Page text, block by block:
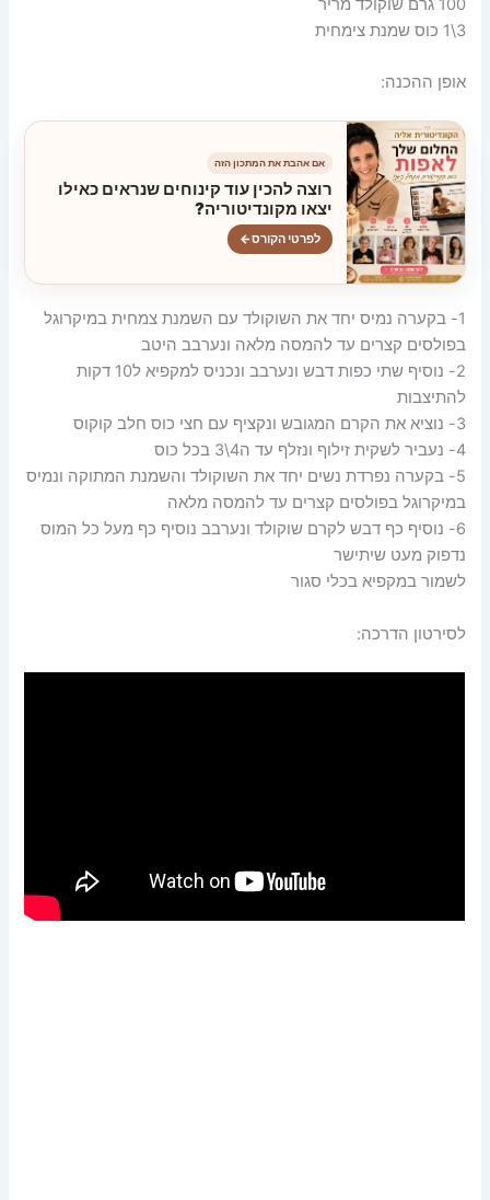
100 גרם שוקולד מריר
3\1 כוס שמנת צימחית
אופן ההכנה:
אם אהבת את המתכון הזה
רוצה להכין עוד קינוחים שנראים כאילו
יצאו מקונדיטוריה?
לפרטי הקורס←
1- בקערה נמיס יחד את השוקולד עם השמנת צמחית במיקרוגל
בפולסים קצרים עד להמסה מלאה ונערבב היטב
2- נוסיף שתי כפות דבש ונערבב ונכניס למקפיא ל10 דקות
להתיצבות
3- נוציא את הקרם המגובש ונקציף עם חצי כוס חלב קוקוס
4- נעביר לשקית זילוף ונזלף עד ה4\3 בכל כוס
5- בקערה נפרדת נשים יחד את השוקולד והשמנת המתוקה ונמיס
במיקרוגל בפולסים קצרים עד להמסה מלאה
6- נוסיף כף דבש לקרם שוקולד ונערבב נוסיף כף מעל כל המוס
נדפוק מעט שיתישר
לשמור במקפיא בכלי סגור
לסירטון הדרכה: